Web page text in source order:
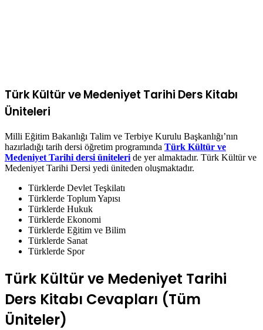
Türk Kültür ve Medeniyet Tarihi Ders Kitabı
Üniteleri
Milli Eğitim Bakanlığı Talim ve Terbiye Kurulu Başkanlığı’nın
hazırladığı tarih dersi öğretim programında Türk Kültür ve
Medeniyet Tarihi dersi üniteleri de yer almaktadır. Türk Kültür ve
Medeniyet Tarihi Dersi yedi üniteden oluşmaktadır.
Türklerde Devlet Teşkilatı
Türklerde Toplum Yapısı
Türklerde Hukuk
Türklerde Ekonomi
Türklerde Eğitim ve Bilim
Türklerde Sanat
Türklerde Spor
Türk Kültür ve Medeniyet Tarihi
Ders Kitabı Cevapları (Tüm
Üniteler)